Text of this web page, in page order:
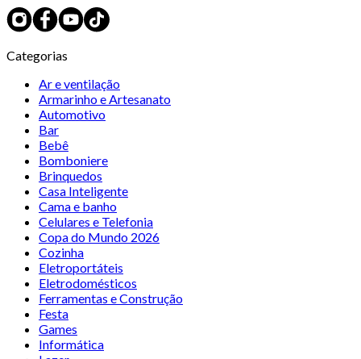
Categorias
Ar e ventilação
Armarinho e Artesanato
Automotivo
Bar
Bebê
Bomboniere
Brinquedos
Casa Inteligente
Cama e banho
Celulares e Telefonia
Copa do Mundo 2026
Cozinha
Eletroportáteis
Eletrodomésticos
Ferramentas e Construção
Festa
Games
Informática